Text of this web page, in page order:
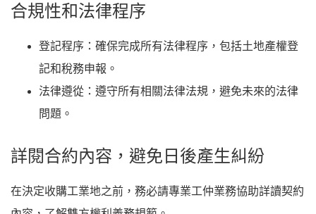
合規性和法律程序
登記程序 ：確保完成所有法律程序，包括土地產權登
記和稅務申報。
法律遵從 ：遵守所有相關法律法規，避免未來的法律
問題。
詳閱合約內容，避免日後產生糾紛
在決定收購工業地之前，務必請專業工仲業務協助詳讀契約